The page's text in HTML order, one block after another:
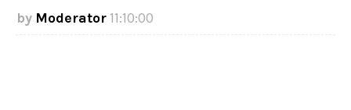
Moderator 11:10:00